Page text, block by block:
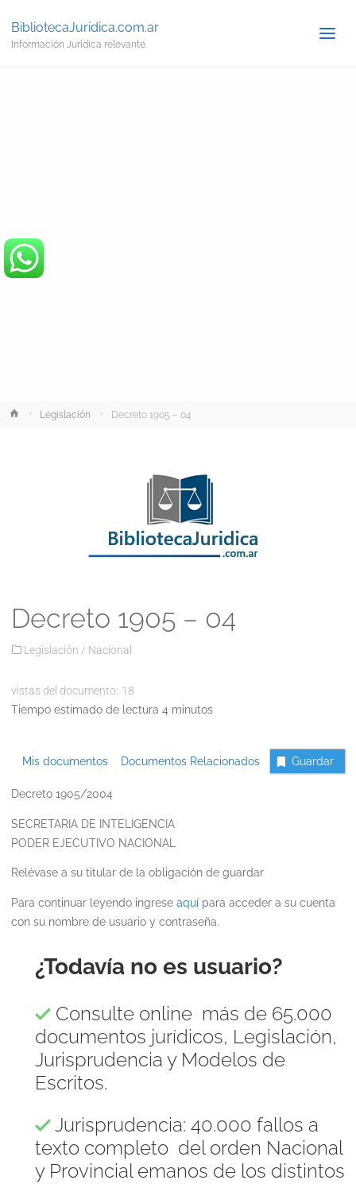
BibliotecaJuridica.com.ar
Información Jurídica relevante.
InicioLegislación Decreto 1905 – 04
Decreto 1905 – 04
Legislación / Nacional
vistas del documento: 18
Tiempo estimado de lectura 4 minutos
Mis documentos Documentos Relacionados Guardar
Decreto 1905/2004
SECRETARIA DE INTELIGENCIA
PODER EJECUTIVO NACIONAL
Relévase a su titular de la obligación de guardar
Para continuar leyendo ingrese aquípara acceder a su cuenta
con su nombre de usuario y contraseña.
¿Todavía no es usuario?
Consulte online más de 65.000
documentos jurídicos, Legislación,
Jurisprudencia y Modelos de
Escritos.
Jurisprudencia: 40.000 fallos a
texto completo del orden Nacional
y Provincial emanos de los distintos